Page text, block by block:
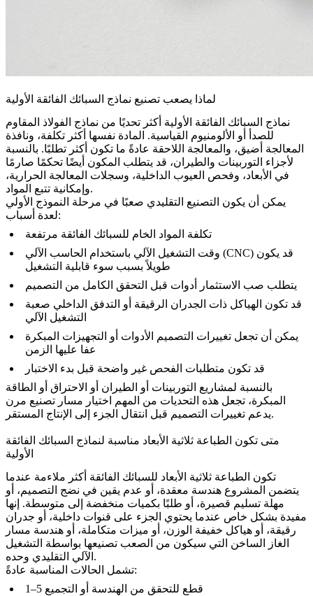
لماذا يصعب تصنيع نماذج السبائك الفائقة الأولية
نماذج السبائك الفائقة الأولية أكثر تحديًا من نماذج الفولاذ المقاوم
للصدأ أو الألومنيوم القياسية. المادة نفسها أكثر تكلفة، ونافذة
المعالجة أضيق، والمعالجة اللاحقة عادةً ما تكون أكثر تطلبًا. بالنسبة
لأجزاء التوربينات والطيران، قد يتطلب المكون أيضًا تحكمًا صارمًا
في الأبعاد، وفحص العيوب الداخلية، وسجلات المعالجة الحرارية،
وإمكانية تتبع المواد.
يمكن أن يكون التصنيع التقليدي صعبًا في مرحلة النموذج الأولي
لعدة أسباب:
تكلفة المواد الخام للسبائك الفائقة مرتفعة
وقت التشغيل الآلي باستخدام الحاسب الآلي (CNC) قد يكون
طويلاً بسبب سوء قابلية التشغيل
يتطلب صب الاستثمار أدوات قبل التحقق الكامل من التصميم
قد تكون الهياكل ذات الجدران الرقيقة أو التدفق الداخلي صعبة
التشغيل الآلي
يمكن أن تجعل تغييرات التصميم الأدوات أو التجهيزات المبكرة
عفا عليها الزمن
قد تكون متطلبات الفحص غير واضحة قبل بدء الاختبار
بالنسبة لمشاريع التوربينات أو الطيران أو الاحتراق أو الطاقة
المبكرة، تجعل هذه التحديات من المهم اختيار مسار تصنيع مرن
يدعم تغييرات التصميم قبل انتقال الجزء إلى الإنتاج المستقر.
متى تكون الطباعة ثلاثية الأبعاد مناسبة لنماذج السبائك الفائقة
الأولية
تكون الطباعة ثلاثية الأبعاد للسبائك الفائقة أكثر ملاءمة عندما
يتضمن المشروع هندسة معقدة، أو عدم يقين في نضج التصميم، أو
مهلة تسليم قصيرة، أو طلبًا بكميات منخفضة إلى متوسطة. إنها
مفيدة بشكل خاص عندما يحتوي الجزء على قنوات داخلية، أو جدران
رقيقة، أو هياكل خفيفة الوزن، أو ميزات متكاملة، أو هندسة مسار
الغاز الساخن التي سيكون من الصعب تصنيعها بواسطة التشغيل
الآلي التقليدي وحده.
تشمل الحالات المناسبة عادةً:
1–5 قطع للتحقق من الهندسة أو التجميع